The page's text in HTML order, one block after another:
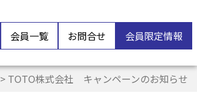
会員一覧 お問合せ 会員限定情報
> TOTO株式会社 キャンペーンのお知らせ